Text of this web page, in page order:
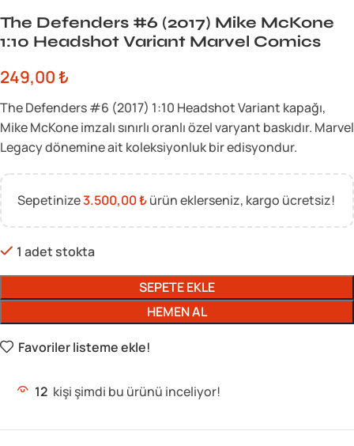
The Defenders #6 (2017) Mike McKone
1:10 Headshot Variant Marvel Comics
249,00₺
The Defenders #6 (2017) 1:10 Headshot Variant kapağı,
Mike McKone imzalı sınırlı oranlı özel varyant baskıdır. Marvel
Legacy dönemine ait koleksiyonluk bir edisyondur.
Sepetinize3.500,00₺ürün eklerseniz, kargo ücretsiz!
1 adet stokta
SEPETE EKLE
HEMEN AL
Favoriler listeme ekle!
12 kişi şimdi bu ürünü inceliyor!